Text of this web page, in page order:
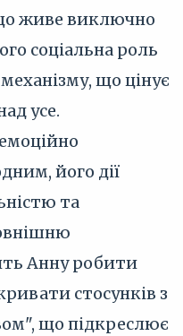
живе виключно
соціальна роль
що цінує
усе.
його дії
та
Анну робити
стосунків з
що підкреслює